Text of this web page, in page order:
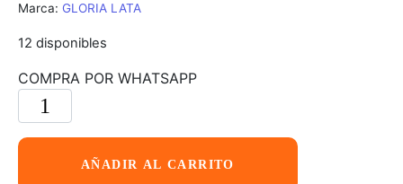
Marca: GLORIA LATA
12 disponibles
COMPRA POR WHATSAPP
AÑADIR AL CARRITO